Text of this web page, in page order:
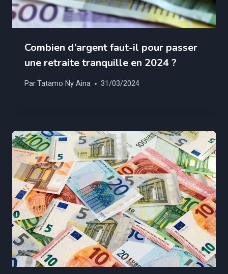
Combien d’argent faut-il pour passer
une retraite tranquille en 2024 ?
ParTatamo Ny Aina 31/03/2024